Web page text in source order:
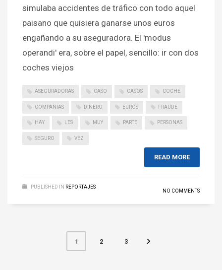
simulaba accidentes de tráfico con todo aquel
paisano que quisiera ganarse unos euros
engañando a su aseguradora. El 'modus
operandi' era, sobre el papel, sencillo: ir con dos
coches viejos
ASEGURADORAS CASO CASOS COCHE
COMPANIAS DINERO EUROS FRAUDE
HAY LES MUY PARTE PERSONAS
SEGURO VEZ
READ MORE
PUBLISHED IN REPORTAJES
NO COMMENTS
1 2 3